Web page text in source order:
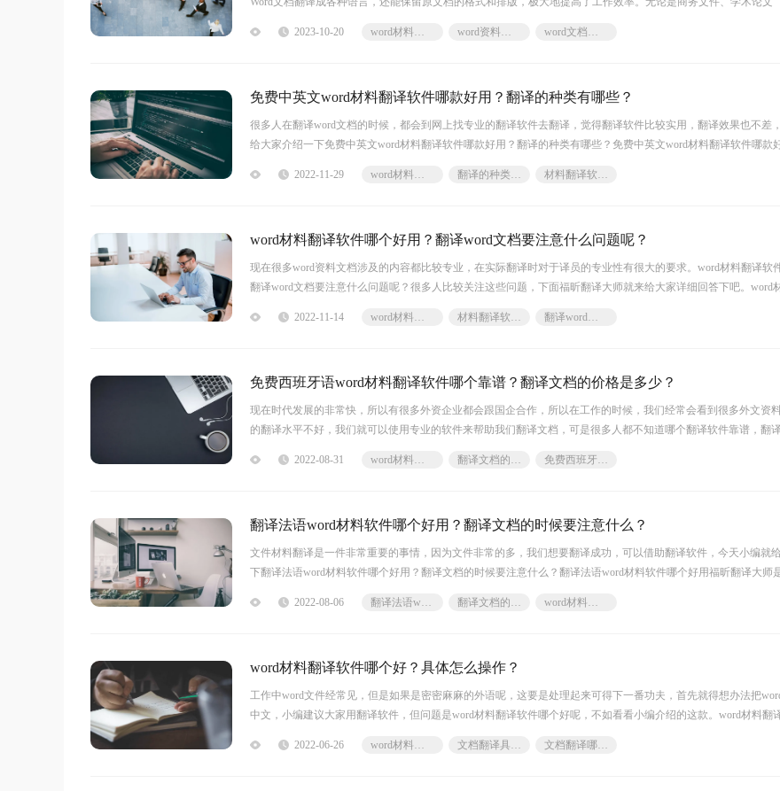
2023-10-20 word材料翻译软件 word资料翻译软件 word文档翻译软件
免费中英文word材料翻译软件哪款好用？翻译的种类有哪些？
很多人在翻译word文档的时候，都会到网上找专业的翻译软件去翻译，觉得翻译软件比较实用，翻译效果也不差
给大家介绍一下免费中英文word材料翻译软件哪款好用？翻译的种类有哪些？免费中英文word材料翻译软件哪款
2022-11-29
word材料翻译软件 翻译的种类有哪些 材料翻译软件哪款好
word材料翻译软件哪个好用？翻译word文档要注意什么问题呢？
现在很多word资料文档涉及的内容都比较专业，在实际翻译时对于译员的专业性有很大的要求。word材料翻译软
翻译word文档要注意什么问题呢？很多人比较关注这些问题，下面福昕翻译大师就来给大家详细回答下吧。word
2022-11-14
word材料翻译软件 材料翻译软件哪个好 翻译word文档要注意什么问题
免费西班牙语word材料翻译软件哪个靠谱？翻译文档的价格是多少？
现在时代发展的非常快，所以有很多外资企业都会跟国企合作，所以在工作的时候，我们经常会看到很多外文资
的翻译水平不好，我们就可以使用专业的软件来帮助我们翻译文档，可是很多人都不知道哪个翻译软件靠谱，翻
2022-08-31
word材料翻译软件 翻译文档的价格是多少 免费西班牙语word材料翻译
翻译法语word材料软件哪个好用？翻译文档的时候要注意什么？
文件材料翻译是一件非常重要的事情，因为文件非常的多，我们想要翻译成功，可以借助翻译软件，今天小编就
下翻译法语word材料软件哪个好用？翻译文档的时候要注意什么？翻译法语word材料软件哪个好用福昕翻译大师
2022-08-06
翻译法语word材料软件 翻译文档的时候要注意什么 word材料翻译软件
word材料翻译软件哪个好？具体怎么操作？
工作中word文件经常见，但是如果是密密麻麻的外语呢，这要是处理起来可得下一番功夫，首先就得想办法把
中文，小编建议大家用翻译软件，但问题是word材料翻译软件哪个好呢，不如看看小编介绍的这款。word材料翻
2022-06-26
word材料翻译软件 文档翻译具体怎么操作 文档翻译哪个好